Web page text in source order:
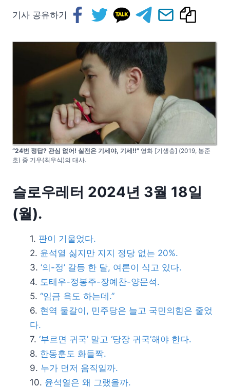
기사 공유하기
“24번 정답? 관심 없어! 실전은 기세야, 기세!!” 영화 [기생충] (2019, 봉준
호) 중 기우(최우식)의 대사.
슬로우레터 2024년 3월 18일
(월).
판이 기울었다.
윤석열 싫지만 지지 정당 없는 20%.
‘의-정’ 갈등 한 달, 여론이 식고 있다.
도태우-정봉주-장예찬-양문석.
“임금 욕도 하는데.”
현역 물갈이, 민주당은 늘고 국민의힘은 줄었
다.
‘부르면 귀국’ 말고 ‘당장 귀국’해야 한다.
한동훈도 화들짝.
누가 먼저 움직일까.
윤석열은 왜 그랬을까.